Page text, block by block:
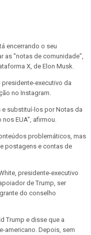
encerrando o seu
as "notas de comunidade",
X, de Elon Musk.
executivo da
no Instagram.
substituí-los por Notas da
EUA", afirmou.
problemáticos, mas
postagens e contas de
presidente-executivo
de Trump, ser
do conselho
Trump e disse que a
americano. Depois, sem